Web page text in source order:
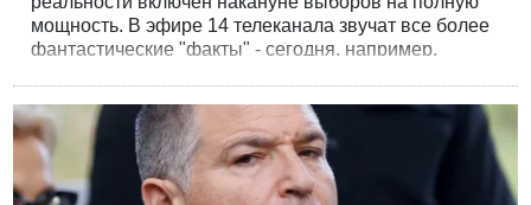
мощность. В эфире 14 телеканала звучат все более
фантастические "факты" - сегодня, например,
"Умрем, но служить не пойдем", - им его навязали
"капланисты".